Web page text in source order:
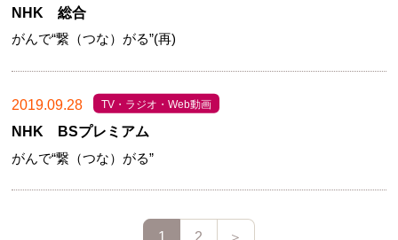
NHK 総合
がんで“繋（つな）がる”(再)
2019.09.28 TV・ラジオ・Web動画
NHK BSプレミアム
がんで“繋（つな）がる”
1 2 ＞